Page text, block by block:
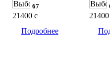
67
21400 c
Подробнее
21400